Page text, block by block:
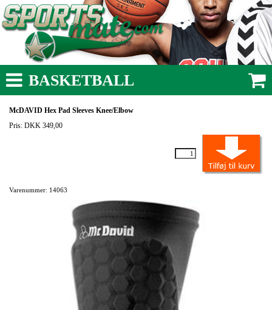
BASKETBALL
McDAVID Hex Pad Sleeves Knee/Elbow
Pris: DKK 349,00
Varenummer: 14063